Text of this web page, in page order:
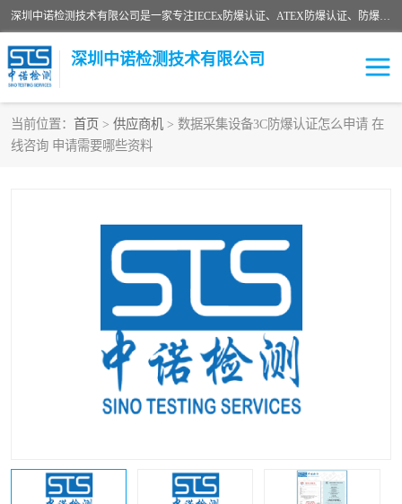
深圳中诺检测技术有限公司是一家专注IECEx防爆认证、ATEX防爆认证、防爆电气检测、防爆合格证、煤安认证等代理机构，可为客户提供从防爆设计、认证、现场检查、工程施工改造、培训等一站式服务。
深圳中诺检测技术有限公司
当前位置： 首页 > 供应商机 > 数据采集设备3C防爆认证怎么申请 在
线咨询 申请需要哪些资料
ATEX防爆认证
煤安矿安
IECEx防爆认证 防爆设计
防爆资质证书 各国防爆认证
SIL认证
防爆电气检测机构 防爆合格证代理机构